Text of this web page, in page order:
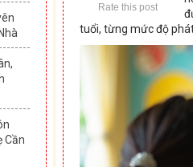
Cần
Rate this post
tuổi, từng mức độ